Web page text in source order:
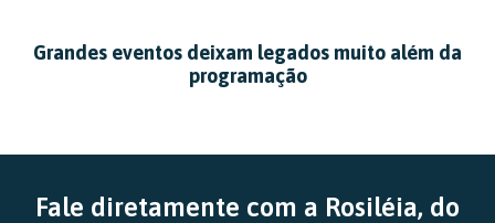
Grandes eventos deixam legados muito além da
programação
Fale diretamente com a Rosiléia, do